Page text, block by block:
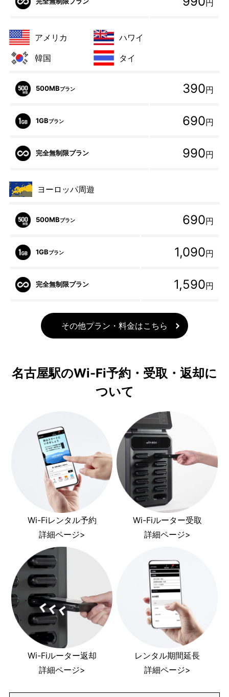
円
アメリカ
ハワイ
韓国
タイ
500MBプラン 390円
1GBプラン 690円
完全無制限プラン 990円
ヨーロッパ周遊
500MBプラン 690円
1GBプラン 1,090円
完全無制限プラン 1,590円
その他プラン・料金はこちら
名古屋駅のWi-Fi予約・受取・返却に
ついて
Wi-Fiレンタル予約
詳細ページ>
Wi-Fiルーター受取
詳細ページ>
Wi-Fiルーター返却
詳細ページ>
レンタル期間延長
詳細ページ>